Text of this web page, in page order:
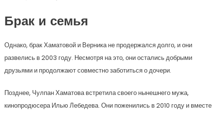
Брак и семья
Однако, брак Хаматовой и Верника не продержался долго, и они
развелись в 2003 году. Несмотря на это, они остались добрыми
друзьями и продолжают совместно заботиться о дочери.
Позднее, Чулпан Хаматова встретила своего нынешнего мужа,
кинопродюсера Илью Лебедева. Они поженились в 2010 году и вместе